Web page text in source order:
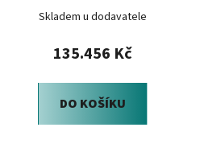
Optimabore
Skladem u dodavatele
135.456 Kč
DO KOŠÍKU